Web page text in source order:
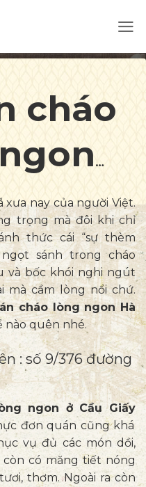
cháo
Hà
ăn là
xưa nay của người Việt.
trọng mà đôi khi chỉ
thức cái “sự thèm
sánh trong cháo
và bốc khói nghi ngút
mà cầm lòng nổi chứ.
cháo lòng ngon Hà
nào quên nhé.
: số 9/376 đường
ngon ở Cầu Giấy
đơn quán cũng khá
vụ đủ các món dồi,
có măng tiết nóng
thơm. Ngoài ra còn